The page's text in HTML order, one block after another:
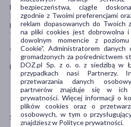
Hydroxyhydrocinnamate, Mica,
Phenoxyethanol, Potassium Sorbate,
Benzyl Salicylate, Citronellol, Coumarin,
77491.
Właściwości
Maska liftingująca, Enilome Pro
Pozostawia odczucie odżywionej
Odczuwalnie ujędrnia i poprawia
Sprawia, że skóra jest aksamitnie
Składniki aktywne:
bezpieczeństwa, ciągłe
zgodnie z Twoimi preferencjami
reklam dopasowanych do Twoich
na pliki cookies jest dobrowolna
dowolnym momencie z
Cookie". Administratorem danych
gromadzonych za pośrednictwem
DOZ.pl Sp. z o. o. z siedzibą w
przypadkach nasi Partnerzy.
przetwarzania danych
partnerów znajduje się w ich
prywatności. Więcej informacji o
plików cookies oraz o
osobowych, w tym o
znajdziesz w Polityce prywatności.